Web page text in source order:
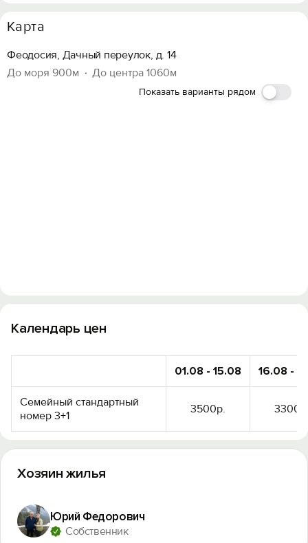
Карта
Феодосия, Дачный переулок, д. 14
До моря 900м
До центра 1060м
Показать варианты рядом
Календарь цен
01.08 - 15.08 16.08 -
Семейный стандартный
номер 3+1
3500р.
Хозяин жилья
Юрий Федорович
Собственник